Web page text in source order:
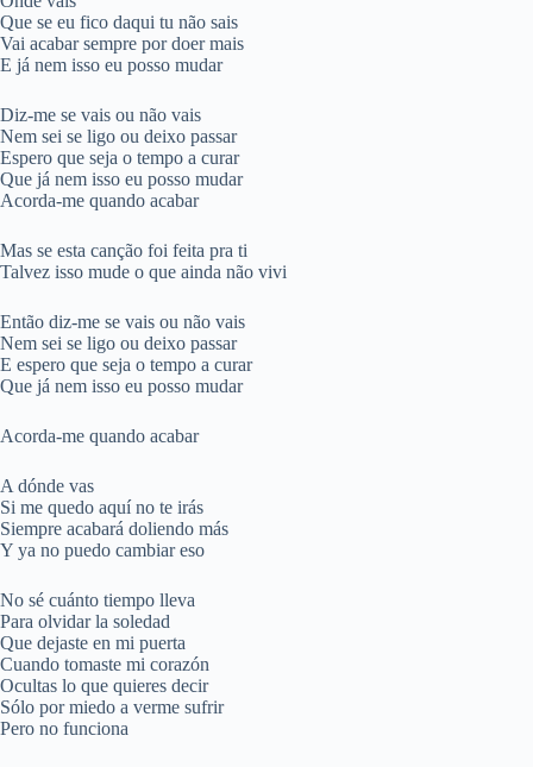
Que se eu fico daqui tu não sais
Vai acabar sempre por doer mais
E já nem isso eu posso mudar
Diz-me se vais ou não vais
Nem sei se ligo ou deixo passar
Espero que seja o tempo a curar
Que já nem isso eu posso mudar
Acorda-me quando acabar
Mas se esta canção foi feita pra ti
Talvez isso mude o que ainda não vivi
Então diz-me se vais ou não vais
Nem sei se ligo ou deixo passar
E espero que seja o tempo a curar
Que já nem isso eu posso mudar
Acorda-me quando acabar
A dónde vas
Si me quedo aquí no te irás
Siempre acabará doliendo más
Y ya no puedo cambiar eso
No sé cuánto tiempo lleva
Para olvidar la soledad
Que dejaste en mi puerta
Cuando tomaste mi corazón
Ocultas lo que quieres decir
Sólo por miedo a verme sufrir
Pero no funciona